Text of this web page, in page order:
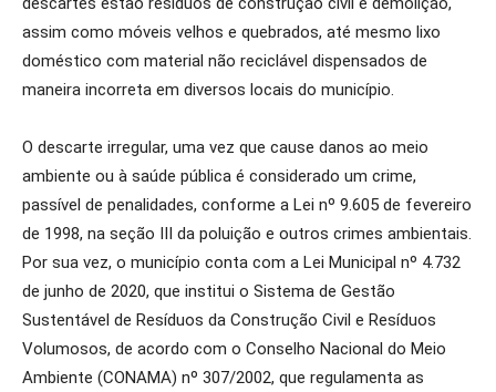
assim como móveis velhos e quebrados, até mesmo lixo
doméstico com material não reciclável dispensados de
maneira incorreta em diversos locais do município.
O descarte irregular, uma vez que cause danos ao meio
ambiente ou à saúde pública é considerado um crime,
passível de penalidades, conforme a Lei nº 9.605 de fevereiro
de 1998, na seção III da poluição e outros crimes ambientais.
Por sua vez, o município conta com a Lei Municipal nº 4.732
de junho de 2020, que institui o Sistema de Gestão
Sustentável de Resíduos da Construção Civil e Resíduos
Volumosos, de acordo com o Conselho Nacional do Meio
Ambiente (CONAMA) nº 307/2002, que regulamenta as